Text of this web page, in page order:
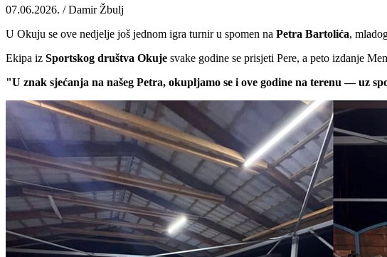
07.06.2026. / Damir Žbulj
U Okuju se ove nedjelje još jednom igra turnir u spomen na Petra Bartolića,
Ekipa iz Sportskog društva Okuje svake godine se prisjeti Pere, a peto izdanje
"U znak sjećanja na našeg Petra, okupljamo se i ove godine na terenu — uz